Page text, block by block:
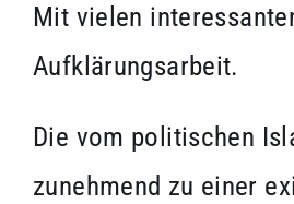
Mit vielen
Aufklärungsarbeit.
Die vom politischen
zunehmend zu einer